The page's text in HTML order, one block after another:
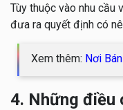
Tùy thuộc vào nhu cầu
đưa ra quyết định có
Xem thêm: Nơi
4. Những điều